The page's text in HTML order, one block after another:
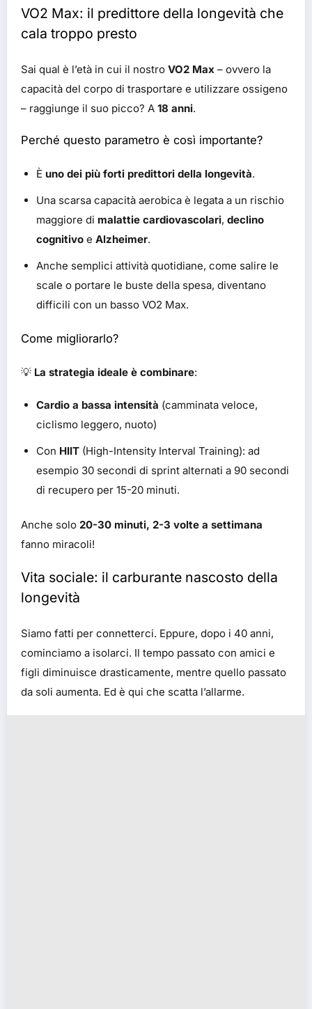
VO2 Max: il predittore della longevità che
cala troppo presto
Sai qual è l’età in cui il nostro VO2 Max – ovvero la
capacità del corpo di trasportare e utilizzare ossigeno
– raggiunge il suo picco? A 18 anni.
Perché questo parametro è così importante?
È uno dei più forti predittori della longevità.
Una scarsa capacità aerobica è legata a un rischio
maggiore di malattie cardiovascolari, declino
cognitivo e Alzheimer.
Anche semplici attività quotidiane, come salire le
scale o portare le buste della spesa, diventano
difficili con un basso VO2 Max.
Come migliorarlo?
💡 La strategia ideale è combinare:
Cardio a bassa intensità (camminata veloce,
ciclismo leggero, nuoto)
Con HIIT (High-Intensity Interval Training): ad
esempio 30 secondi di sprint alternati a 90 secondi
di recupero per 15-20 minuti.
Anche solo 20-30 minuti, 2-3 volte a settimana
fanno miracoli!
Vita sociale: il carburante nascosto della
longevità
Siamo fatti per connetterci. Eppure, dopo i 40 anni,
cominciamo a isolarci. Il tempo passato con amici e
figli diminuisce drasticamente, mentre quello passato
da soli aumenta. Ed è qui che scatta l’allarme.